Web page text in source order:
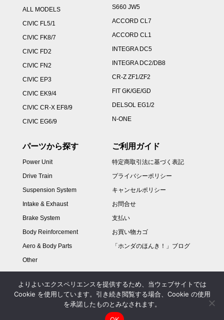
ALL MODELS
CIVIC FL5/1
CIVIC FK8/7
CIVIC FD2
CIVIC FN2
CIVIC EP3
CIVIC EK9/4
CIVIC CR-X EF8/9
CIVIC EG6/9
S660 JW5
ACCORD CL7
ACCORD CL1
INTEGRA DC5
INTEGRA DC2/DB8
CR-Z ZF1/ZF2
FIT GK/GE/GD
DELSOL EG1/2
N-ONE
パーツから探す
Power Unit
Drive Train
Suspension System
Intake & Exhaust
Brake System
Body Reinforcement
Aero & Body Parts
Other
ご利用ガイド
特定商取引法に基づく表記
プライバシーポリシー
キャンセルポリシー
お問合せ
支払い
お買い物カゴ
「ホンダのほんき！」ブログ
よりよいエクスペリエンスを提供するため、当ウェブサイトでは
Cookie を使用しています。引き続き閲覧する場合、Cookie の使用
を承諾したものとみなされます。